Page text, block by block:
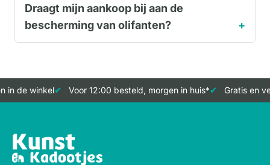
Draagt mijn aankoop bij aan de
bescherming van olifanten?
de winkel Voor 12:00 besteld, morgen in huis* Gratis en